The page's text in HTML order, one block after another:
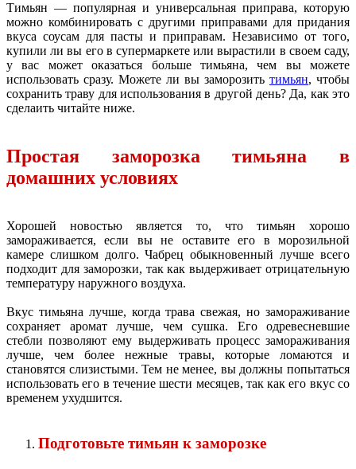
Тимьян — популярная и универсальная приправа, которую
можно комбинировать с другими приправами для придания
вкуса соусам для пасты и приправам. Независимо от того,
купили ли вы его в супермаркете или вырастили в своем саду,
у вас может оказаться больше тимьяна, чем вы можете
использовать сразу. Можете ли вы заморозить тимьян, чтобы
сохранить траву для использования в другой день? Да, как это
сделаить читайте ниже.
Простая заморозка тимьяна в
домашних условиях
Хорошей новостью является то, что тимьян хорошо
замораживается, если вы не оставите его в морозильной
камере слишком долго. Чабрец обыкновенный лучше всего
подходит для заморозки, так как выдерживает отрицательную
температуру наружного воздуха.
Вкус тимьяна лучше, когда трава свежая, но замораживание
сохраняет аромат лучше, чем сушка. Его одревесневшие
стебли позволяют ему выдерживать процесс замораживания
лучше, чем более нежные травы, которые ломаются и
становятся слизистыми. Тем не менее, вы должны попытаться
использовать его в течение шести месяцев, так как его вкус со
временем ухудшится.
Подготовьте тимьян к заморозке